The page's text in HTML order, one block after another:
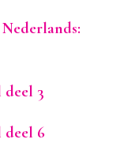
3
deel 6